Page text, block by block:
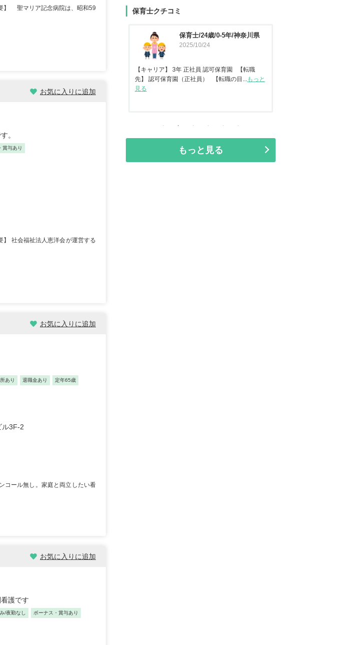
】 聖マリア記念病院は、昭和59
お気に入りに追加
。
賞与あり
】 社会福祉法人恵洋会が運営する
お気に入りに追加
あり 退職金あり 定年65歳
ル3F-2
コール無し。家庭と両立したい看
お気に入りに追加
護です
/夜勤なし ボーナス・賞与あり
保育士クチコミ
保育士/45歳/20-25年/東京都
2025/09/11
【キャリア】22年 正社員 認可保育園2年 認定こ
ども園 【転職先】保育園（認可...
もっと見る